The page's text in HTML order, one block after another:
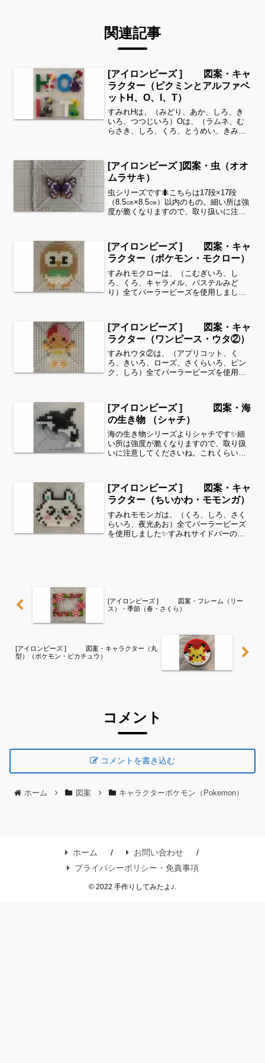
関連記事
[アイロンビーズ ] 図案・キャ
ラクター（ピクミンとアルファベ
ットH、O、I、T）
すみれHは、（みどり、あか、しろ、き
いろ、つつじいろ）Oは、（ラムネ、む
らさき、しろ、くろ、とうめい、きみど
ろ、むらさき）Tは、（しろ、きみどり、
ラムネ、あお、きいろ、...
[アイロンビーズ ]図案・虫（オオ
ムラサキ）
虫シリーズです🐜こちらは17段×17段
（8.5㎝×8.5㎝）以内のもの。細い所は強
度が脆くなりますので、取り扱いに注意
す。全部作ることが難しい時は、ある程
度の形を先に作...
[アイロンビーズ ] 図案・キャ
ラクター（ポケモン・モクロー）
すみれモクローは、（こむぎいろ、し
ろ、くろ、キャラメル、パステルみど
り）全てパーラービーズを使用しました
ことができます！お時間がありました
ら、他の図案もぜひ覗いてみてくだ...
[アイロンビーズ ] 図案・キャ
ラクター（ワンピース・ウタ②）
すみれウタ②は、（アプリコット、く
ろ、きいろ、ローズ、さくらいろ、ピン
ク、しろ）全てパーラービーズを使用し
見ることができます！お時間がありまし
たら、他の図案もぜひ覗いて...
[アイロンビーズ ] 図案・海
の生き物 （シャチ）
海の生き物シリーズよりシャチです✨細
い所は強度が脆くなりますので、取り扱
いに注意してくださいね。これくらいの
は、ある程度の形を先に作ってあげて、
「○色だけ埋めてみてね」等...
[アイロンビーズ ] 図案・キャ
ラクター（ちいかわ・モモンガ）
すみれモモンガは、（くろ、しろ、さく
らいろ、夜光あお）全てパーラービーズ
を使用しました✨すみれサイドバーのカ
[アイロンビーズ ] 図案・フレーム（リー
ス）・季節（春・さくら）
[アイロンビーズ ] 図案・キャラクター（丸
型）（ポケモン・ピカチュウ）
コメント
コメントを書き込む
ホーム 図案 キャラクターポケモン（Pokemon）
ホーム
お問い合わせ
プライバシーポリシー・免責事項
© 2022 手作りしてみたよ♪.